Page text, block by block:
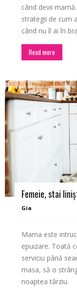
când devii
strategii de cum
când nu îl ai în
Read more
Femeie, stai
Gia
Mama este
epuizare. Toată
serviciu până
masa, să o
noaptea târziu.